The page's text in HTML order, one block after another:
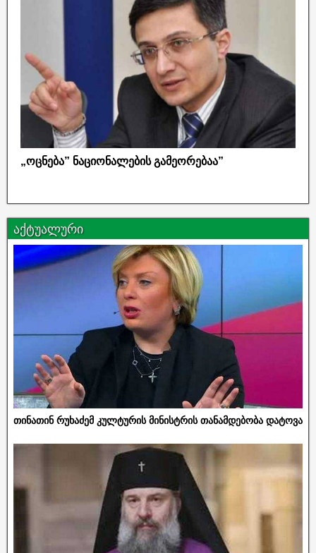
„ოცნება” ნაციონალების გამეორებაა”
აქტუალური
თინათინ რუხაძემ კულტურის მინისტრის თანამდებობა დატოვა